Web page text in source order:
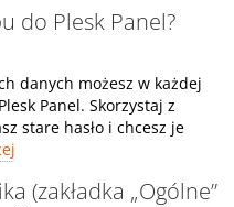
do Plesk Panel?
danych możesz w każdej
Panel. Skorzystaj z
stare hasło i chcesz je
(zakładka „Ogólne”